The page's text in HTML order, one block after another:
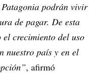
podrán vivir
de pagar. De esta
crecimiento del uso
nuestro país y en el
, afirmó